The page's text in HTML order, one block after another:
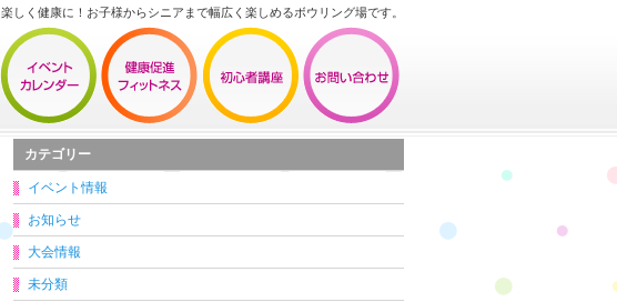
楽しく健康に！お子様からシニアまで幅広く楽しめるボウリング場です。
カテゴリー
イベント情報
お知らせ
大会情報
未分類